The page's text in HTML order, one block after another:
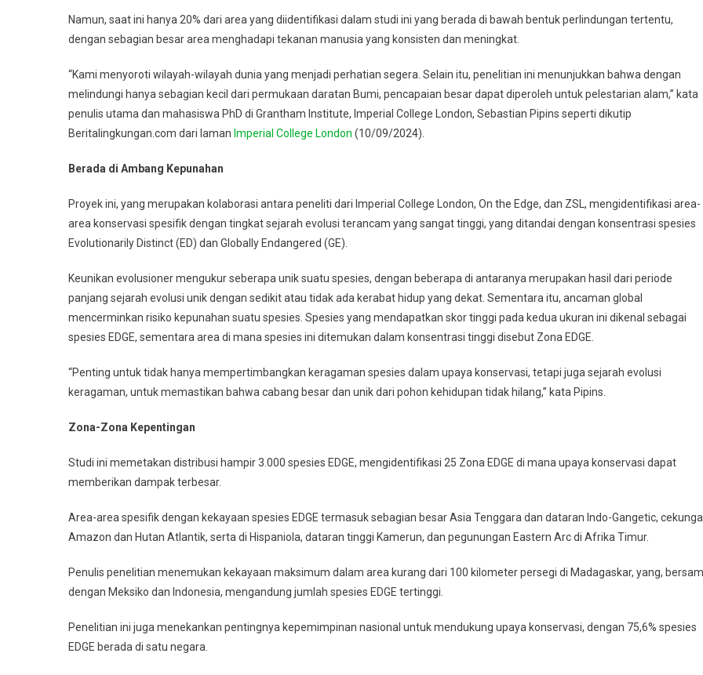
Namun, saat ini hanya 20% dari area yang diidentifikasi dalam studi ini yang berada di bawah bentuk perlindungan tertentu,
dengan sebagian besar area menghadapi tekanan manusia yang konsisten dan meningkat.
“Kami menyoroti wilayah-wilayah dunia yang menjadi perhatian segera. Selain itu, penelitian ini menunjukkan bahwa dengan
melindungi hanya sebagian kecil dari permukaan daratan Bumi, pencapaian besar dapat diperoleh untuk pelestarian alam,” kata
penulis utama dan mahasiswa PhD di Grantham Institute, Imperial College London, Sebastian Pipins seperti dikutip
Beritalingkungan.com dari laman Imperial College London (10/09/2024).
Berada di Ambang Kepunahan
Proyek ini, yang merupakan kolaborasi antara peneliti dari Imperial College London, On the Edge, dan ZSL, mengidentifikasi area-
area konservasi spesifik dengan tingkat sejarah evolusi terancam yang sangat tinggi, yang ditandai dengan konsentrasi spesies
Evolutionarily Distinct (ED) dan Globally Endangered (GE).
Keunikan evolusioner mengukur seberapa unik suatu spesies, dengan beberapa di antaranya merupakan hasil dari periode
panjang sejarah evolusi unik dengan sedikit atau tidak ada kerabat hidup yang dekat. Sementara itu, ancaman global
mencerminkan risiko kepunahan suatu spesies. Spesies yang mendapatkan skor tinggi pada kedua ukuran ini dikenal sebagai
spesies EDGE, sementara area di mana spesies ini ditemukan dalam konsentrasi tinggi disebut Zona EDGE.
“Penting untuk tidak hanya mempertimbangkan keragaman spesies dalam upaya konservasi, tetapi juga sejarah evolusi
keragaman, untuk memastikan bahwa cabang besar dan unik dari pohon kehidupan tidak hilang,” kata Pipins.
Zona-Zona Kepentingan
Studi ini memetakan distribusi hampir 3.000 spesies EDGE, mengidentifikasi 25 Zona EDGE di mana upaya konservasi dapat
memberikan dampak terbesar.
Area-area spesifik dengan kekayaan spesies EDGE termasuk sebagian besar Asia Tenggara dan dataran Indo-Gangetic,
Amazon dan Hutan Atlantik, serta di Hispaniola, dataran tinggi Kamerun, dan pegunungan Eastern Arc di Afrika Timur.
Penulis penelitian menemukan kekayaan maksimum dalam area kurang dari 100 kilometer persegi di Madagaskar, yang,
dengan Meksiko dan Indonesia, mengandung jumlah spesies EDGE tertinggi.
Penelitian ini juga menekankan pentingnya kepemimpinan nasional untuk mendukung upaya konservasi, dengan 75,6% spesies
EDGE berada di satu negara.